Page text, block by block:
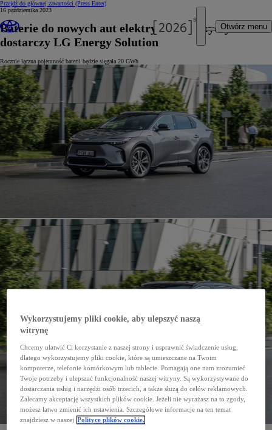
Przejdź do głównej zawartości (Press Enter)
Otwórz menu
16 października 2023
Baterie do nowych aut elektrycznych Toyoty
dostarczy LG Energy Solution
Rocznie łączna pojemność baterii będzie sięgała 20 GWh
Wykorzystujemy pliki cookie, aby ulepszyć naszą
witrynę
Chcemy ułatwić Ci korzystanie z naszej strony i usprawnić świadczenie usług,
dlatego wykorzystujemy pliki cookie, które są umieszczane na Twoim
komputerze, telefonie komórkowym lub tablecie. Pomagają one nam zrozumieć
Twoje potrzeby i ulepszać funkcjonalność naszej witryny. Są wykorzystywane do
dostarczania usług i narzędzi osób trzecich, a także służą do celów reklamowych.
Zalecamy akceptację wszystkich plików cookie. Jeżeli nie wyrażasz na to zgody,
możesz łatwo zmienić ich ustawienia. Szczegółowe informacje na ten temat
znajdziesz w naszej Polityce plików cookie.